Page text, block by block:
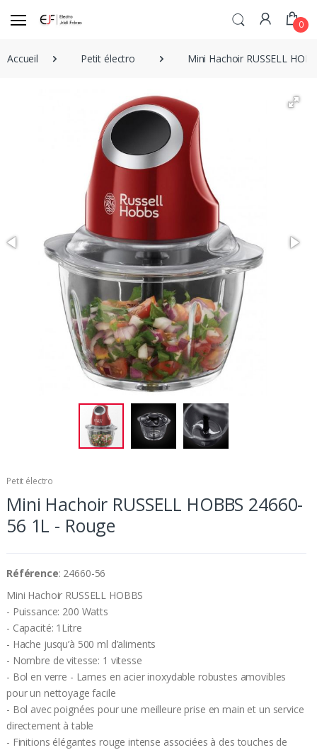
0
Accueil Petit électro Mini Hachoir RUSSELL
Petit électro
Mini Hachoir RUSSELL HOBBS 24660-
56 1L - Rouge
Référence: 24660-56
Mini Hachoir RUSSELL HOBBS
- Puissance: 200 Watts
- Capacité: 1Litre
- Hache jusqu’à 500 ml d’aliments
- Nombre de vitesse: 1 vitesse
- Bol en verre - Lames en acier inoxydable robustes amovibles
pour un nettoyage facile
- Bol avec poignées pour une meilleure prise en main et un service
directement à table
- Finitions élégantes rouge intense associées à des touches de